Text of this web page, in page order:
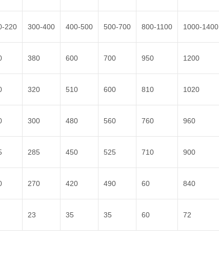
220 300-400 400-500 500-700 800-1100 1000-1400
380 600 700 950 1200
320 510 600 810 1020
300 480 560 760 960
285 450 525 710 900
270 420 490 60 840
23 35 35 60 72